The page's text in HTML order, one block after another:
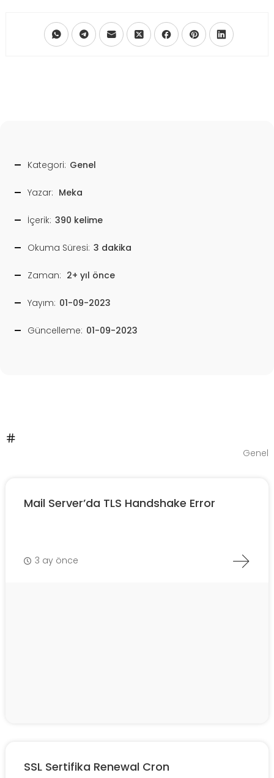
Kategori: Genel
Yazar: Meka
İçerik: 390 kelime
Okuma Süresi: 3 dakika
Zaman: 2+ yıl önce
Yayım: 01-09-2023
Güncelleme: 01-09-2023
Genel
Mail Server’da TLS Handshake Error
3 ay önce
SSL Sertifika Renewal Cron